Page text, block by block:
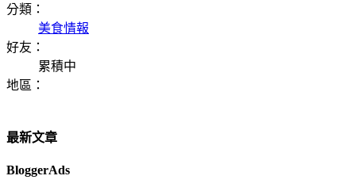
分類：
美食情報
好友：
累積中
地區：
最新文章
BloggerAds